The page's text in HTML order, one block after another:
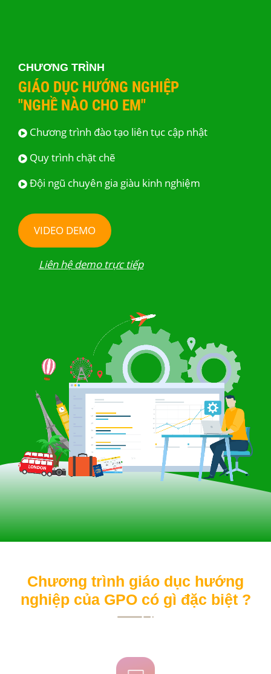
CHƯƠNG TRÌNH
GIÁO DỤC HƯỚNG NGHIỆP
"NGHỀ NÀO CHO EM"
Chương trình đào tạo liên tục cập nhật
Quy trình chặt chẽ
Đội ngũ chuyên gia giàu kinh nghiệm
VIDEO DEMO
Liên hệ demo trực tiếp
Chương trình giáo dục hướng
nghiệp của GPO có gì đặc biệt ?